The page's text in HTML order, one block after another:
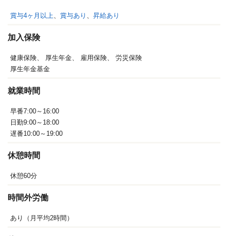
賞与4ヶ月以上 賞与あり 昇給あり
加入保険
健康保険、 厚生年金、 雇用保険、
労災保険
厚生年金基金
就業時間
早番7:00～16:00
日勤9:00～18:00
遅番10:00～19:00
休憩時間
休憩60分
時間外労働
あり（月平均2時間）